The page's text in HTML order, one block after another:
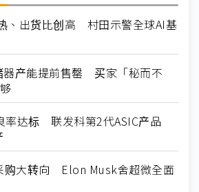
、出货比创高 村田示警全球AI基
器产能提前售罄 买家「秘而不
率达标 联发科第2代ASIC产品
购大转向 Elon Musk舍超微全面